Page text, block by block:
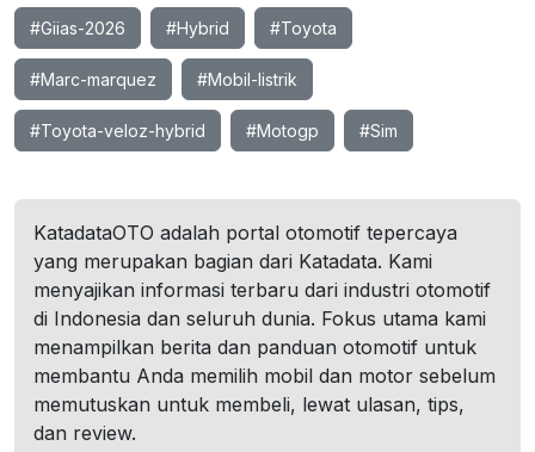
#Giias-2026 #Hybrid #Toyota
#Marc-marquez #Mobil-listrik
#Toyota-veloz-hybrid #Motogp #Sim
KatadataOTO adalah portal otomotif tepercaya
yang merupakan bagian dari Katadata. Kami
menyajikan informasi terbaru dari industri otomotif
di Indonesia dan seluruh dunia. Fokus utama kami
menampilkan berita dan panduan otomotif untuk
membantu Anda memilih mobil dan motor sebelum
memutuskan untuk membeli, lewat ulasan, tips,
dan review.